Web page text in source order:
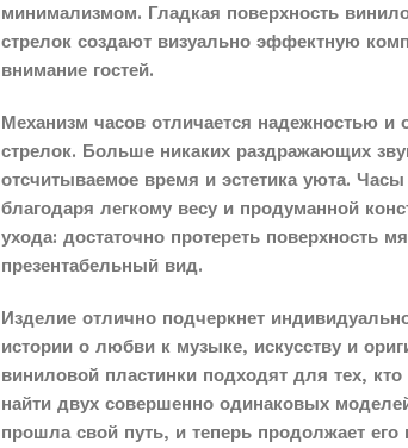
минимализмом. Гладкая поверхность
стрелок создают визуально эффектную
внимание гостей.
Механизм часов отличается надежностью и
стрелок. Больше никаких раздражающих
отсчитываемое время и эстетика уюта.
благодаря легкому весу и продуманной
ухода: достаточно протереть поверхность
презентабельный вид.
Изделие отлично подчеркнет
истории о любви к музыке, искусству и
виниловой пластинки подходят для тех,
найти двух совершенно одинаковых
прошла свой путь, и теперь продолжает